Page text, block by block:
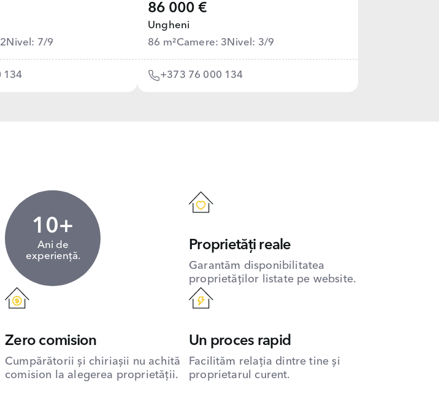
Nivel: 7/9
134
86 000 €
Ungheni
86 m²Camere: 3 Nivel: 3/9
+373 76 000 134
10+
Ani de
experiență.
Proprietăți reale
Garantăm disponibilitatea
proprietăților listate pe website.
Zero comision
Cumpărătorii și chiriașii nu achită
comision la alegerea proprietății.
Un proces rapid
Facilităm relația dintre tine și
proprietarul curent.